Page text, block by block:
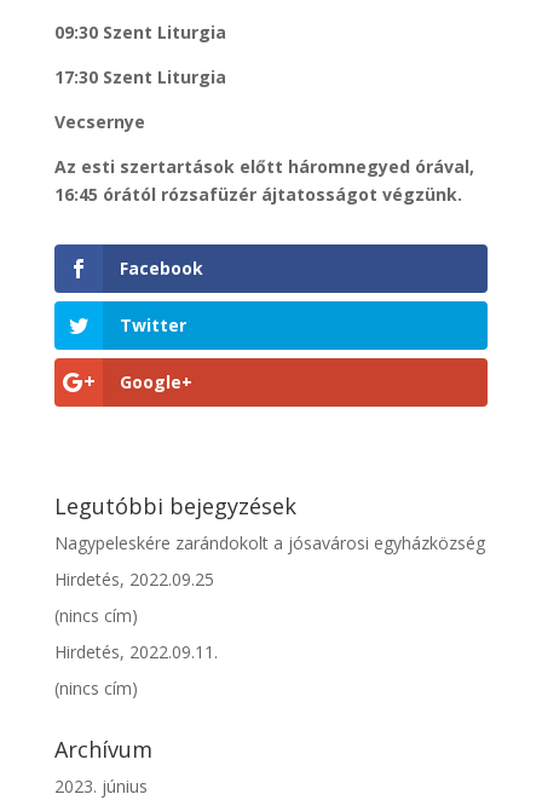
09:30 Szent Liturgia
17:30 Szent Liturgia
Vecsernye
Az esti szertartások előtt háromnegyed órával,
16:45 órától rózsafüzér ájtatosságot végzünk.
Facebook
Twitter
Google+
Legutóbbi bejegyzések
Nagypeleskére zarándokolt a jósavárosi egyházközség
Hirdetés, 2022.09.25
(nincs cím)
Hirdetés, 2022.09.11.
(nincs cím)
Archívum
2023. június